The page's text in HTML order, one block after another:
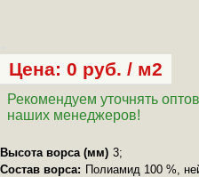
Цена: 0 руб. / м2
Рекомендуем уточнять
наших менеджеров!
Высота ворса (мм) 3;
Состав ворса: Полиамид 100 %,